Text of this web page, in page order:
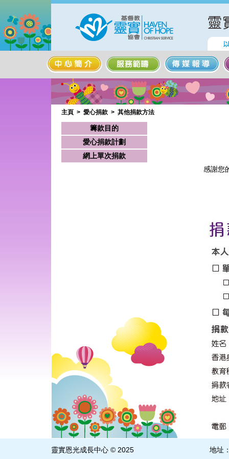
主頁 > 愛心捐款 > 其他捐款方法
籌款目的
愛心捐款計劃
網上單次捐款
感謝您
靈實恩光成長中心 © 2025 地址